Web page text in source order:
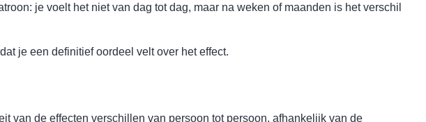
je voelt het niet van dag tot dag, maar na weken of maanden is het verschil
je een definitief oordeel velt over het effect.
van de effecten verschillen van persoon tot persoon, afhankelijk van de